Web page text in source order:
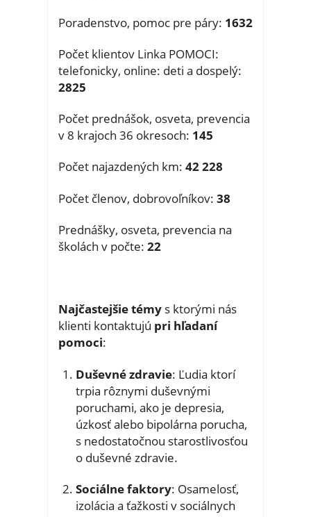
Poradenstvo, pomoc pre páry: 1632
Počet klientov Linka POMOCI:
telefonicky, online: deti a dospelý:
2825
Počet prednášok, osveta, prevencia
v 8 krajoch 36 okresoch: 145
Počet najazdených km: 42 228
Počet členov, dobrovoľníkov: 38
Prednášky, osveta, prevencia na
školách v počte: 22
Najčastejšie témy s ktorými nás
klienti kontaktujú pri hľadaní
pomoci:
Duševné zdravie: Ľudia ktorí
trpia rôznymi duševnými
poruchami, ako je depresia,
úzkosť alebo bipolárna porucha,
s nedostatočnou starostlivosťou
o duševné zdravie.
Sociálne faktory: Osamelosť,
izolácia a ťažkosti v sociálnych